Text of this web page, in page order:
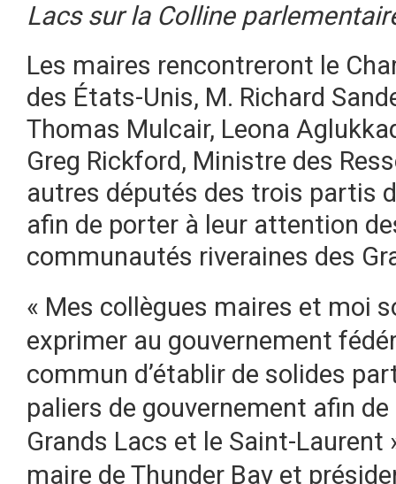
Lacs sur la Colline
Les maires rencontreront le
des États-Unis, M. Richard
Thomas Mulcair, Leona
Greg Rickford, Ministre des
autres députés des trois partis
afin de porter à leur attention
communautés riveraines des
« Mes collègues maires et moi
exprimer au gouvernement
commun d’établir de solides
paliers de gouvernement afin
Grands Lacs et le Saint-Laurent
maire de Thunder Bay et